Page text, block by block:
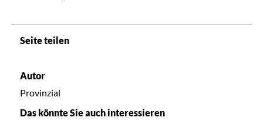
Seite teilen
Autor
Provinzial
Das könnte Sie auch interessieren